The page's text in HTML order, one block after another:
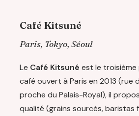
Café Kitsuné
Paris, Tokyo, Séoul
Le Café Kitsuné est le troisième
café ouvert à Paris en 2013 (rue
proche du Palais-Royal), il
qualité (grains sourcés, baristas